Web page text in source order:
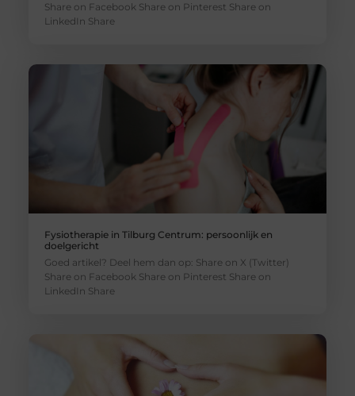
Share on Facebook Share on Pinterest Share on
LinkedIn Share
Fysiotherapie in Tilburg Centrum: persoonlijk en
doelgericht
Goed artikel? Deel hem dan op: Share on X (Twitter)
Share on Facebook Share on Pinterest Share on
LinkedIn Share